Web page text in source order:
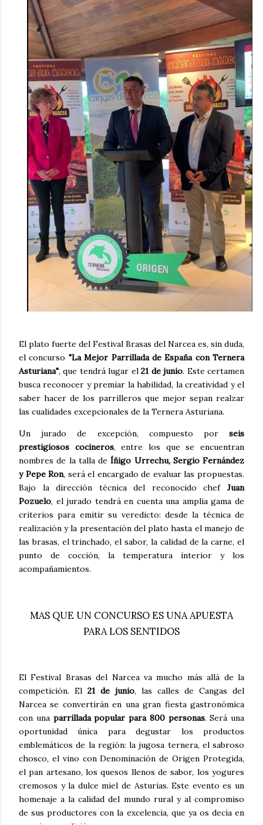
El plato fuerte del Festival Brasas del Narcea es, sin duda,
el concurso "La Mejor Parrillada de España con Ternera
Asturiana", que tendrá lugar el21 de junio. Este certamen
busca reconocer y premiar la habilidad, la creatividad y el
saber hacer de los parrilleros que mejor sepan realzar
las cualidades excepcionales de la Ternera Asturiana.
Un jurado de excepción, compuesto por seis
prestigiosos cocineros, entre los que se encuentran
nombres de la talla deÍñigo Urrechu, Sergio Fernández
y Pepe Ron, será el encargado de evaluar las propuestas.
Bajo la dirección técnica del reconocido chef Juan
Pozuelo, el jurado tendrá en cuenta una amplia gama de
criterios para emitir su veredicto: desde la técnica de
realización y la presentación del plato hasta el manejo de
las brasas, el trinchado, el sabor, la calidad de la carne, el
punto de cocción, la temperatura interior y los
acompañamientos.
MAS QUE UN CONCURSO ES UNA APUESTA
PARA LOS SENTIDOS
El Festival Brasas del Narcea va mucho más allá de la
competición. El 21 de junio, las calles de Cangas del
Narcea se convertirán en una gran fiesta gastronómica
con una parrillada popular para 800 personas. Será una
oportunidad única para degustar los productos
emblemáticos de la región: la jugosa ternera, el sabroso
chosco, el vino con Denominación de Origen Protegida,
el pan artesano, los quesos llenos de sabor, los yogures
cremosos y la dulce miel de Asturias. Este evento es un
homenaje a la calidad del mundo rural y al compromiso
de sus productores con la excelencia, que ya os decía en